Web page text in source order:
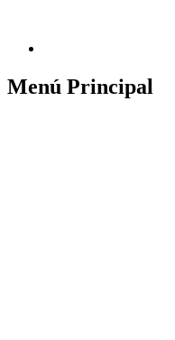
Menú Principal